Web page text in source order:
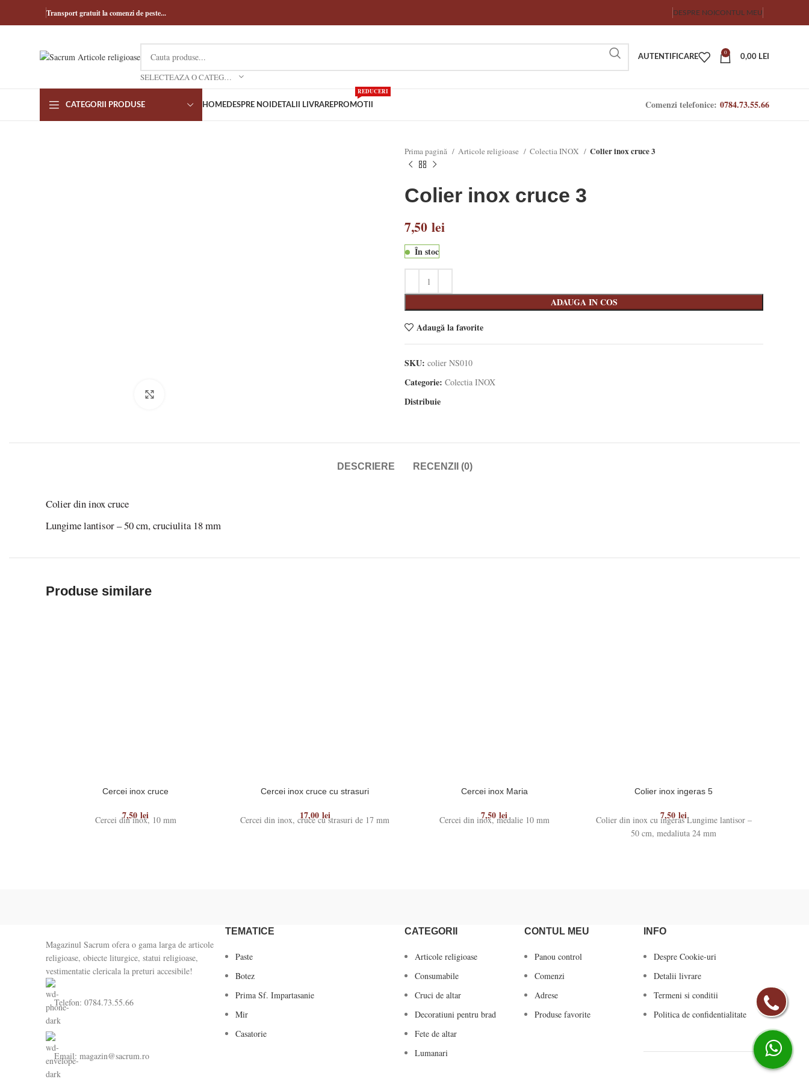
Transport gratuit la comenzi de peste... DESPRE NOICONTUL MEU
SELECTEAZA O CATEGORIE
AUTENTIFICARE
0
0,00 LEI
CATEGORII PRODUSE HOME DESPRE NOI DETALII LIVRAREPROMOTII
REDUCERI
Comenzi telefonice: 0784.73.55.66
Prima pagină Articole religioase Colectia INOX Colier inox cruce 3
Colier inox cruce 3
7,50 lei
În stoc
ADAUGA IN COS
Adaugă la favorite
SKU: colier NS010
Categorie: Colectia INOX
Distribuie
DESCRIERE RECENZII (0)
Colier din inox cruce
Lungime lantisor – 50 cm, cruciulita 18 mm
Produse similare
Cercei inox cruce
7,50 lei
Cercei din inox, 10 mm
Cercei inox cruce cu strasuri
17,00 lei
Cercei din inox, cruce cu strasuri de 17 mm
Cercei inox Maria
7,50 lei
Cercei din inox, medalie 10 mm
Colier inox ingeras 5
7,50 lei
Colier din inox cu ingeras Lungime lantisor –
50 cm, medaliuta 24 mm
Magazinul Sacrum ofera o gama larga de articole
religioase, obiecte liturgice, statui religioase,
vestimentatie clericala la preturi accesibile!
Telefon: 0784.73.55.66
Email: magazin@sacrum.ro
TEMATICE
Paste
Botez
Prima Sf. Impartasanie
Mir
Casatorie
CATEGORII
Articole religioase
Consumabile
Cruci de altar
Decoratiuni pentru brad
Fete de altar
Lumanari
CONTUL MEU
Panou control
Comenzi
Adrese
Produse favorite
INFO
Despre Cookie-uri
Detalii livrare
Termeni si conditii
Politica de confidentialitate